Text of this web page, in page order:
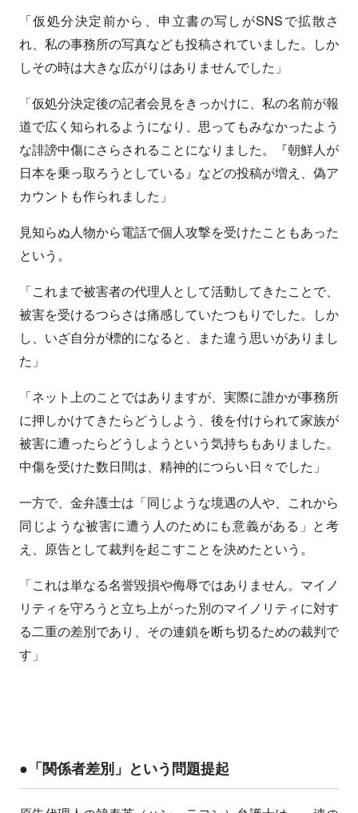
「仮処分決定前から、申立書の写しがSNSで拡散さ
れ、私の事務所の写真なども投稿されていました。しか
しその時は大きな広がりはありませんでした」
「仮処分決定後の記者会見をきっかけに、私の名前が報
道で広く知られるようになり、思ってもみなかったよう
な誹謗中傷にさらされることになりました。『朝鮮人が
日本を乗っ取ろうとしている』などの投稿が増え、偽ア
カウントも作られました」
見知らぬ人物から電話で個人攻撃を受けたこともあった
という。
「これまで被害者の代理人として活動してきたことで、
被害を受けるつらさは痛感していたつもりでした。しか
し、いざ自分が標的になると、また違う思いがありまし
た」
「ネット上のことではありますが、実際に誰かが事務所
に押しかけてきたらどうしよう、後を付けられて家族が
被害に遭ったらどうしようという気持ちもありました。
中傷を受けた数日間は、精神的につらい日々でした」
一方で、金弁護士は「同じような境遇の人や、これから
同じような被害に遭う人のためにも意義がある」と考
え、原告として裁判を起こすことを決めたという。
「これは単なる名誉毀損や侮辱ではありません。マイノ
リティを守ろうと立ち上がった別のマイノリティに対す
る二重の差別であり、その連鎖を断ち切るための裁判で
す」
●「関係者差別」という問題提起